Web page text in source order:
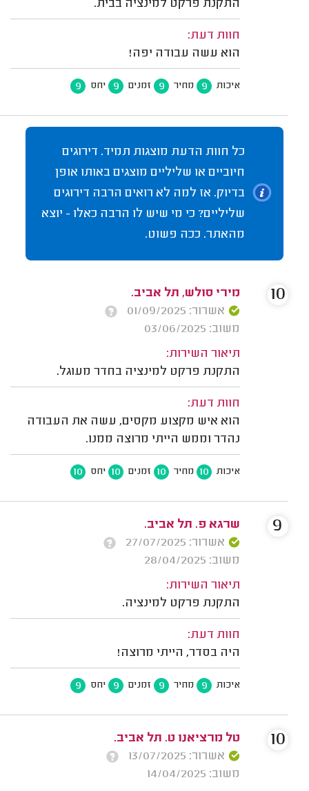
התקנת פרקט למינציה בבית.
חוות דעת:
הוא עשה עבודה יפה!
איכות 9 מחיר 9 זמנים 9 יחס 9
כל חוות הדעת מוצגות תמיד. דירוגים
חיוביים או שליליים מוצגים באותו אופן
בדיוק. אז למה לא רואים הרבה דירוגים
שליליים? כי מי שיש לו הרבה כאלו - יוצא
מהאתר. ככה פשוט.
מירי סולש, תל אביב.
אשרור: 01/09/2025
משוב: 03/06/2025
תיאור השירות:
התקנת פרקט למינציה בחדר מעוגל.
חוות דעת:
הוא איש מקצוע מקסים, עשה את העבודה
נהדר וממש הייתי מרוצה ממנו.
איכות 10 מחיר 10 זמנים 10 יחס 10
10
שרגא פ. תל אביב.
אשרור: 27/07/2025
משוב: 28/04/2025
תיאור השירות:
התקנת פרקט למינציה.
חוות דעת:
היה בסדר, הייתי מרוצה!
איכות 9 מחיר 9 זמנים 9 יחס 9
9
טל מרציאנו ט. תל אביב.
אשרור: 13/07/2025
משוב: 14/04/2025
10